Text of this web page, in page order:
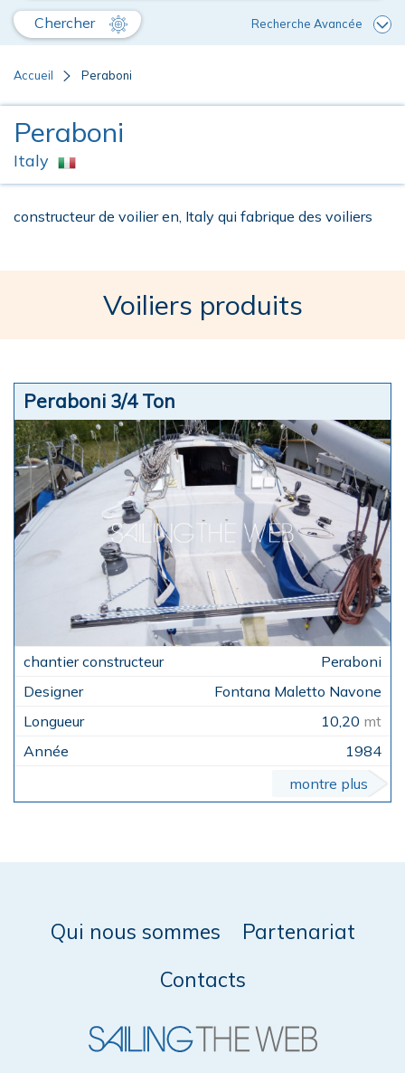
Chercher Recherche Avancée
Accueil Peraboni
Peraboni
Italy
constructeur de voilier en, Italy qui fabrique des voiliers
Voiliers produits
Peraboni 3/4 Ton
Peraboni
Fontana Maletto Navone
10,20 mt
1984
montre plus
Qui nous sommes
Partenariat
Contacts